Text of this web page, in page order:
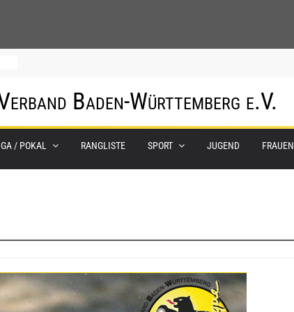
Baden-Württemberg e.V.
/ POKAL RANGLISTE SPORT JUGEND FRAUEN